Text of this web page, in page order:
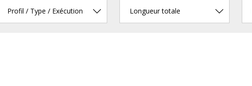
Profil / Type / Exécution Longueur totale